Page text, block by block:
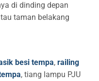
di dinding depan
taman belakang
besi tempa, railing
, tiang lampu PJU